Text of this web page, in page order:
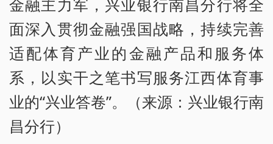
面深入贯彻金融强国战略，持续完善
适配体育产业的金融产品和服务体
系，以实干之笔书写服务江西体育事
业的“兴业答卷”。（来源：兴业银行南
昌分行）